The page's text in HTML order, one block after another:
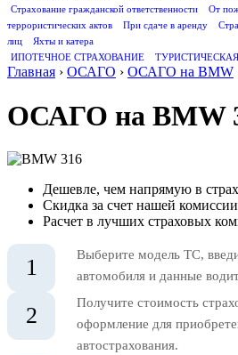
Страхование гражданской ответственности
От
террористических актов
При сдаче в аренду
лиц
Яхты и катера
ИПОТЕЧНОЕ СТРАХОВАНИЕ
Главная › ОСАГО › ОСАГО на BMW
ОСАГО на BMW
Дешевле, чем напрямую в
Скидка за счет нашей комиссии
Расчет в лучших страховых
1
Выберите модель ТС,
автомобиля и данные
2
Получите стоимость
оформление для
автострахования.